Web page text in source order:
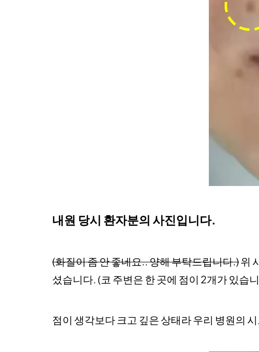
내원 당시 환자분의 사진입니다.
(화질이 좀 안 좋네요.. 양해 부탁드립니다.)위
셨습니다. (코 주변은 한 곳에 점이 2개가 있습
점이 생각보다 크고 깊은 상태라 우리 병원의